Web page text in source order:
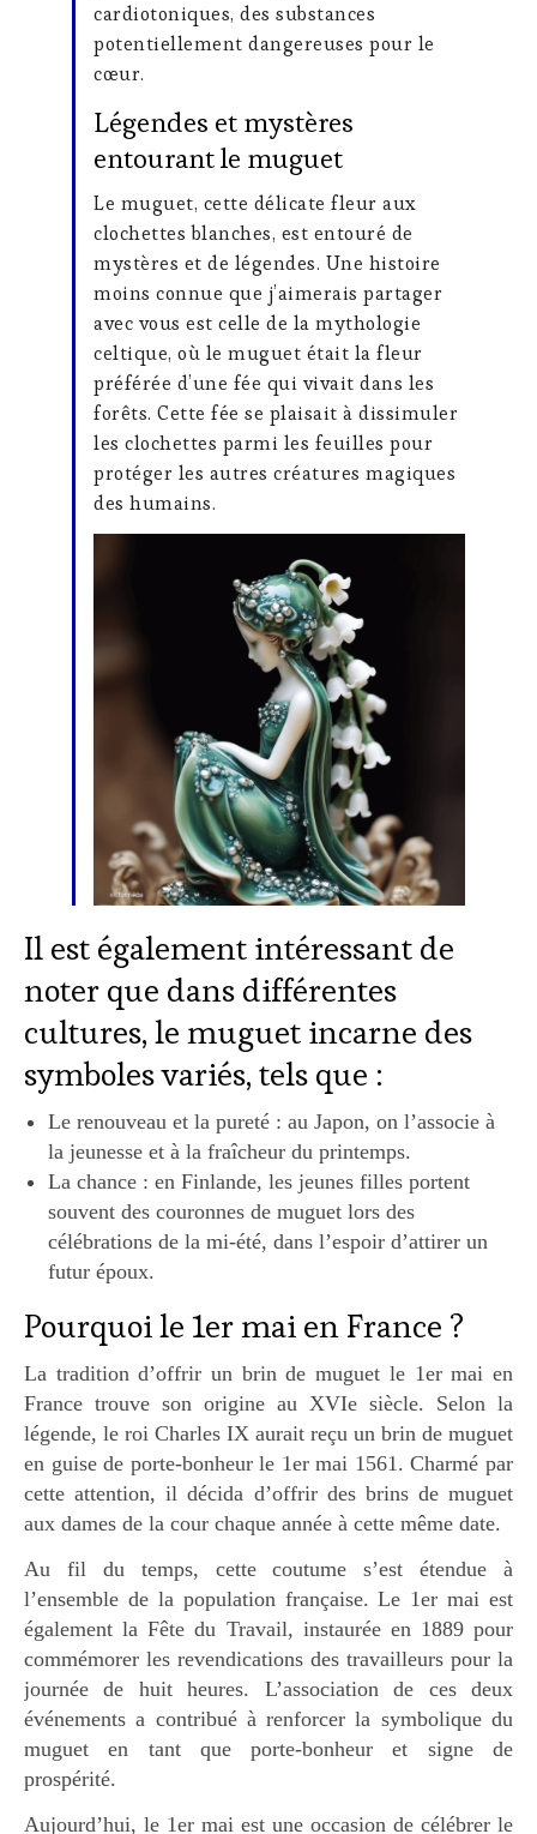
cardiotoniques, des substances
potentiellement dangereuses pour le
cœur.
Légendes et mystères
entourant le muguet
Le muguet, cette délicate fleur aux
clochettes blanches, est entouré de
mystères et de légendes. Une histoire
moins connue que j’aimerais partager
avec vous est celle de la mythologie
celtique, où le muguet était la fleur
préférée d’une fée qui vivait dans les
forêts. Cette fée se plaisait à dissimuler
les clochettes parmi les feuilles pour
protéger les autres créatures magiques
des humains.
Il est également intéressant de
noter que dans différentes
cultures, le muguet incarne des
symboles variés, tels que :
Le renouveau et la pureté : au Japon, on l’associe à
la jeunesse et à la fraîcheur du printemps.
La chance : en Finlande, les jeunes filles portent
souvent des couronnes de muguet lors des
célébrations de la mi-été, dans l’espoir d’attirer un
futur époux.
Pourquoi le 1er mai en France ?
La tradition d’offrir un brin de muguet le 1er mai en
France trouve son origine au XVIe siècle. Selon la
légende, le roi Charles IX aurait reçu un brin de muguet
en guise de porte-bonheur le 1er mai 1561. Charmé par
cette attention, il décida d’offrir des brins de muguet
aux dames de la cour chaque année à cette même date.
Au fil du temps, cette coutume s’est étendue à
l’ensemble de la population française. Le 1er mai est
également la Fête du Travail, instaurée en 1889 pour
commémorer les revendications des travailleurs pour la
journée de huit heures. L’association de ces deux
événements a contribué à renforcer la symbolique du
muguet en tant que porte-bonheur et signe de
prospérité.
Aujourd’hui, le 1er mai est une occasion de célébrer le